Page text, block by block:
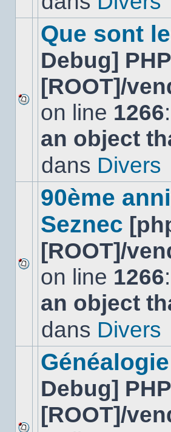
Aucun
nouveau
message
non-
dans
Que sont
Debug]
[ROOT]/
on line 1266:
an object
dans Divers
Aucun
nouveau
message
non-
dans
90ème
Seznec
[ROOT]/
on line 1266:
an object
dans Divers
Debug]
[ROOT]/